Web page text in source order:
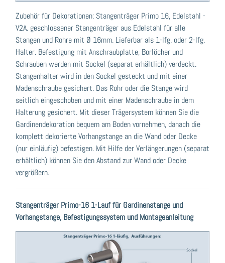
Zubehör für Dekorationen: Stangenträger Primo 16, Edelstahl -
V2A. geschlossener Stangenträger aus Edelstahl für alle
Stangen und Rohre mit Ø 16mm. Lieferbar als 1-lfg. oder 2-lfg.
Halter. Befestigung mit Anschraubplatte, Borlöcher und
Schrauben werden mit Sockel (separat erhältlich) verdeckt.
Stangenhalter wird in den Sockel gesteckt und mit einer
Madenschraube gesichert. Das Rohr oder die Stange wird
seitlich eingeschoben und mit einer Madenschraube in dem
Halterung gesichert. Mit dieser Trägersystem können Sie die
Gardinendekoration bequem am Boden vornehmen, danach die
komplett dekorierte Vorhangstange an die Wand oder Decke
(nur einläufig) befestigen. Mit Hilfe der Verlängerungen (separat
erhältlich) können Sie den Abstand zur Wand oder Decke
vergrößern.
Stangenträger Primo-16 1-Lauf für Gardinenstange und
Vorhangstange, Befestigungssystem und Montageanleitung